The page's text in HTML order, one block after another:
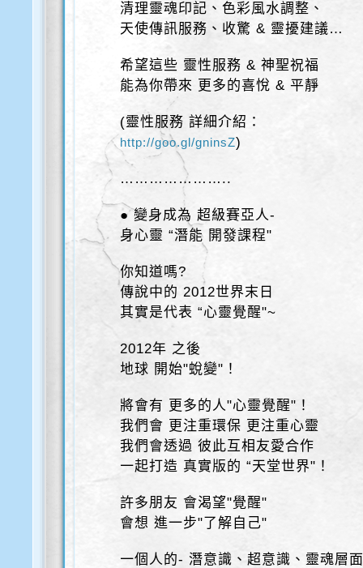
清理靈魂印記、色彩風水調整、
天使傳訊服務、收驚 & 靈擾建議…
希望這些 靈性服務 & 神聖祝福
能為你帶來 更多的喜悅 & 平靜
(靈性服務 詳細介紹：
http://goo.gl/gninsZ)
…………………..
● 變身成為 超級賽亞人-
身心靈 “潛能 開發課程"
你知道嗎?
傳說中的 2012世界末日
其實是代表 “心靈覺醒"~
2012年 之後
地球 開始"蛻變"！
將會有 更多的人"心靈覺醒"！
我們會 更注重環保 更注重心靈
我們會透過 彼此互相友愛合作
一起打造 真實版的 “天堂世界"！
許多朋友 會渴望"覺醒"
會想 進一步"了解自己"
一個人的- 潛意識、超意識、靈魂層